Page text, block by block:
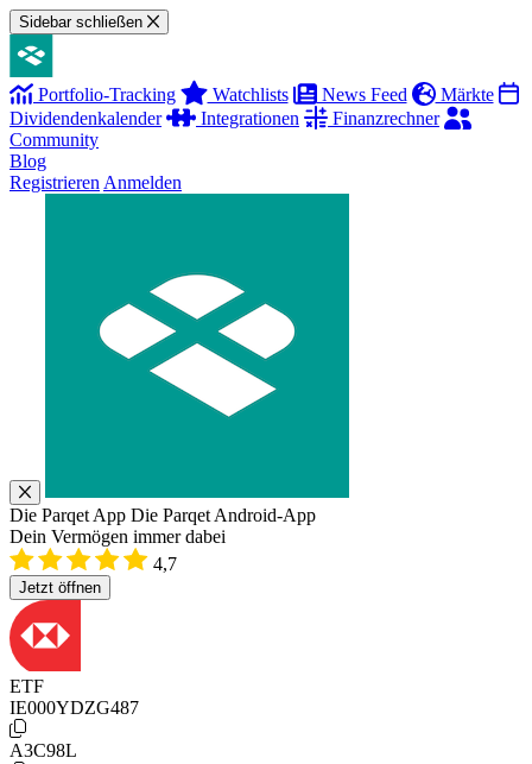
Sidebar schließen
Portfolio-Tracking Watchlists News Feed
Märkte
Dividendenkalender
Integrationen
Finanzrechner
Community
Blog
Registrieren Anmelden
Die Parqet App Die Parqet Android-App
Dein Vermögen immer dabei
4,7
Jetzt öffnen
ETF
IE000YDZG487
A3C98L